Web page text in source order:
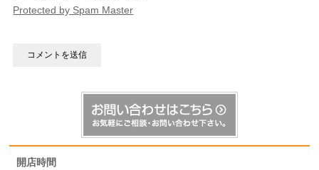
Protected by Spam Master
開店時間